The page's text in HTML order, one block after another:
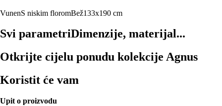
VunenS niskim floromBež133x190 cm
Svi parametriDimenzije, materijal...
Otkrijte cijelu ponudu kolekcije Agnus
Koristit će vam
Upit o proizvodu